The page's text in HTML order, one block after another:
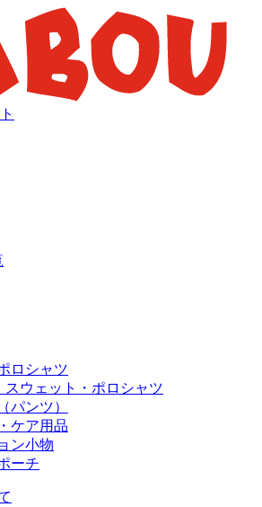
ロシャツ
スウェット・ポロシャツ
パンツ）
ケア用品
ン小物
ーチ